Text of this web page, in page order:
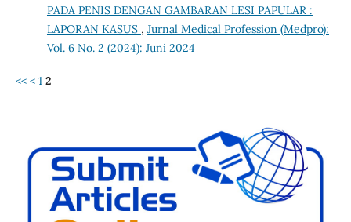
PADA PENIS DENGAN GAMBARAN LESI PAPULAR :
LAPORAN KASUS , Jurnal Medical Profession (Medpro):
Vol. 6 No. 2 (2024): Juni 2024
<< < 1 2